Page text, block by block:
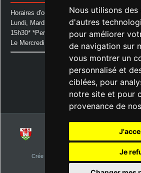
Nous utilisons
d'autres
pour améliorer
de navigation sur
vous montrer un
personnalisé et
ciblées, pour
notre site et pour
provenance de
Je
Horaires d'ouverture de la Mairie:
Lundi, Mardi, Jeudi et Vendredi : de 08h00 à
15h30* *Permanence téléphonique jusqu'à
Le Mercredi : de 08h00 à 11h00
Mairie d'Aurice
14 Avenue des
40500 Aurice
Tel : 05 58 76 06 50
Plus d'infos »
Crée par | Theme Designé et
visiteurs depuis le 1er